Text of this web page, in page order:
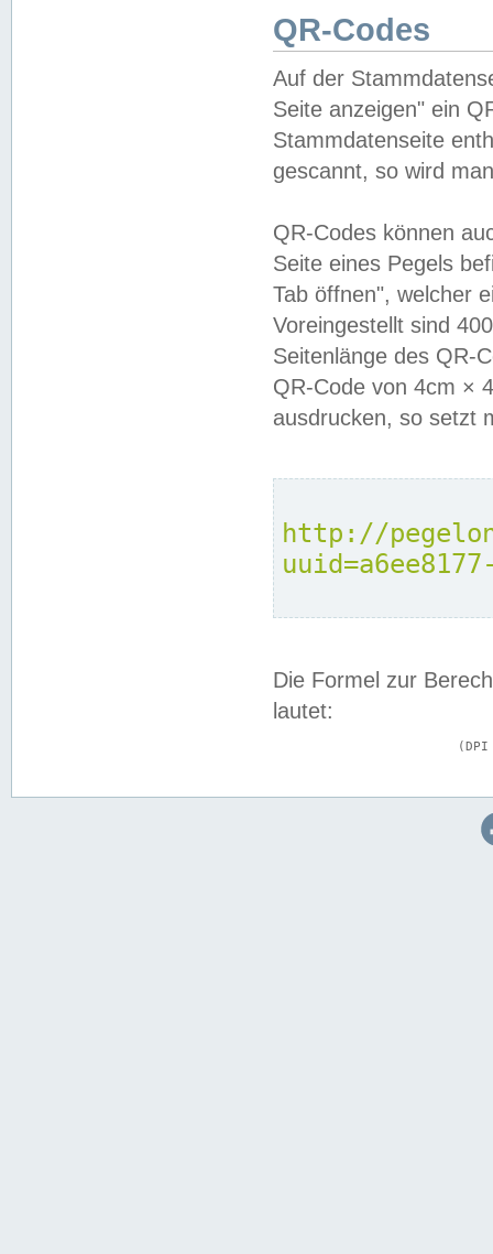
QR-Codes
Auf der
Seite anzeigen" ein
Stammdatenseite
gescannt, so wird
QR-Codes können
Seite eines Pegels
Tab öffnen", welcher
Voreingestellt sind
Seitenlänge des QR-
QR-Code von 4cm ×
ausdrucken, so setzt
http://
Die Formel zur
lautet: